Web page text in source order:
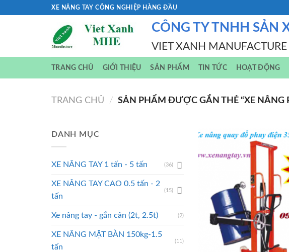
XE NÂNG TAY CÔNG NGHIỆP HÀNG ĐẦU
CÔNG TY TNHH SẢN
VIET XANH
TRANG CHỦ GIỚI THIỆU SẢN PHẨM TIN TỨC HOẠT ĐỘNG
TRANG CHỦ / SẢN PHẨM ĐƯỢC GẮN THẺ “XE NÂNG
DANH MỤC
XE NÂNG TAY 1 tấn - 5 tấn (36)
XE NÂNG TAY CAO 0.5 tấn - 2
tấn
(15)
Xe nâng tay - gắn cân (2t, 2.5t) (2)
XE NÂNG MẶT BÀN 150kg-1.5
tấn
(11)